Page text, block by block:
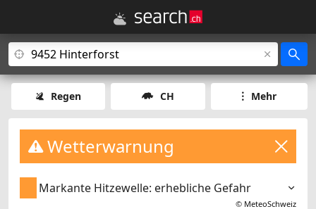
Regen CH Mehr
Wetterwarnung
Markante Hitzewelle: erhebliche Gefahr
© MeteoSchweiz